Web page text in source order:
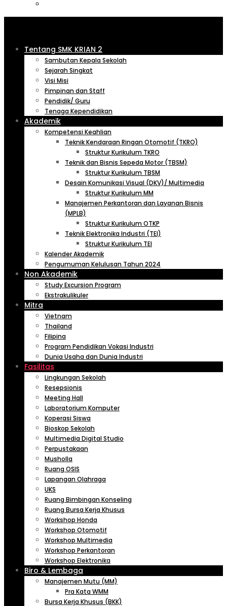
Tentang SMK KRIAN 2
Sambutan Kepala Sekolah
Sejarah Singkat
Visi Misi
Pimpinan dan Staff
Pendidik/ Guru
Tenaga Kependidikan
Akademik
Kompetensi Keahlian
Teknik Kendaraan Ringan Otomotif (TKRO)
Struktur Kurikulum TKRO
Teknik dan Bisnis Sepeda Motor (TBSM)
Struktur Kurikulum TBSM
Desain Komunikasi Visual (DKV)/ Multimedia
Struktur Kurikulum MM
Manajemen Perkantoran dan Layanan Bisnis
(MPLB)
Struktur Kurikulum OTKP
Teknik Elektronika Industri (TEI)
Struktur Kurikulum TEI
Kalender Akademik
Pengumuman Kelulusan Tahun 2024
Non Akademik
Study Excursion Program
Ekstrakulikuler
Mitra
Vietnam
Thailand
Filipina
Program Pendidikan Vokasi Industri
Dunia Usaha dan Dunia Industri
Fasilitas
Lingkungan Sekolah
Resepsionis
Meeting Hall
Laboratorium Komputer
Koperasi Siswa
Bioskop Sekolah
Multimedia Digital Studio
Perpustakaan
Musholla
Ruang OSIS
Lapangan Olahraga
UKS
Ruang Bimbingan Konseling
Ruang Bursa Kerja Khusus
Workshop Honda
Workshop Otomotif
Workshop Multimedia
Workshop Perkantoran
Workshop Elektronika
Biro & Lembaga
Manajemen Mutu (MM)
Pra Kata WMM
Bursa Kerja Khusus (BKK)